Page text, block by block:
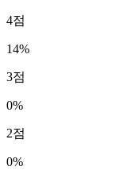
4점
14%
3점
0%
2점
0%